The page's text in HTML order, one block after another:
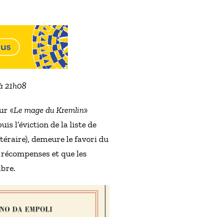
21h08
«Le mage du Kremlin»
l’éviction de la liste de
demeure le favori du
et que les